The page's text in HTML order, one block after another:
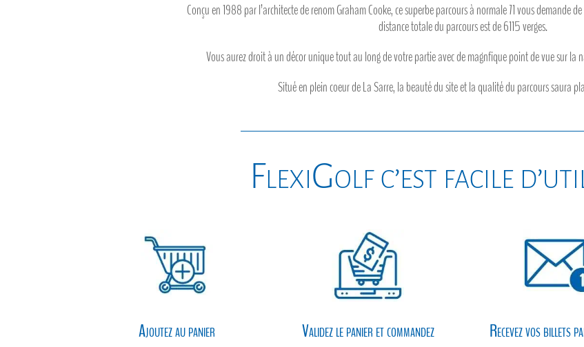
Conçu en 1988 par l’architecte de renom Graham Cooke, ce superbe parcours à normale 71 vous demande
distance totale du parcours est de 6115 verges.
Vous aurez droit à un décor unique tout au long de votre partie avec de magnfique point de vue sur la
Situé en plein coeur de La Sarre, la beauté du site et la qualité du parcours saura
FlexiGolf c’est facile
Ajoutez au panier Validez le panier et commandez Recevez vos billets